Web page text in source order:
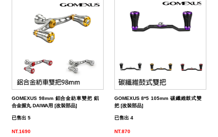
GOMEXUS 98mm 鋁合金紡車雙把 鋁
合金握丸 DAIWA用 [改裝部品]
已售出 5
NT.1690
GOMEXUS 8*5 105mm 碳纖維鼓式雙
把 [改裝部品]
已售出 4
NT.870